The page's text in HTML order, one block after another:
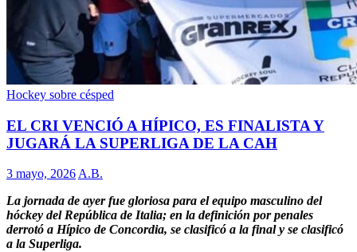
Hockey sobre césped
EL CRI VENCIÓ A HÍPICO, ES FINALISTA Y
JUGARÁ LA SUPERLIGA DE LA CAH
3 mayo, 2026 A.B.
La jornada de ayer fue gloriosa para el equipo masculino del
hóckey del República de Italia; en la definición por penales
derrotó a Hípico de Concordia, se clasificó a la final y se clasificó
a la Superliga.